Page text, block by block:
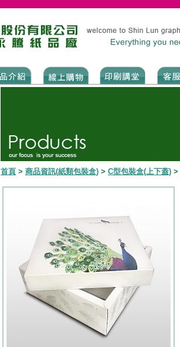
首頁 > 商品資訊(紙類包裝盒) > C型包裝盒(上下蓋) >